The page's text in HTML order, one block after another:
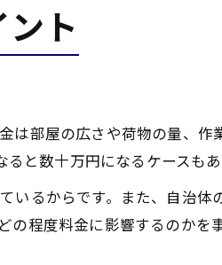
ト
は部屋の広さや荷物の量、作
と数十万円になるケースもあ
いるからです。また、自治体
の程度料金に影響するのかを